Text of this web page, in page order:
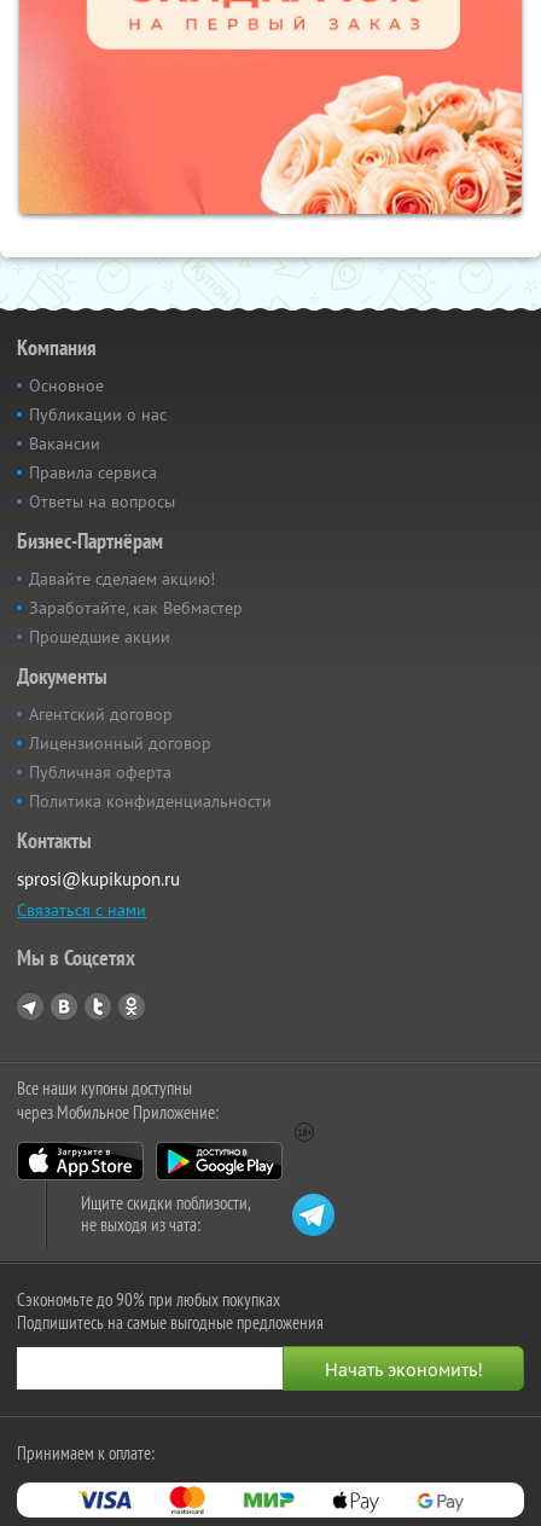
Компания
Основное
Публикации о нас
Вакансии
Правила сервиса
Ответы на вопросы
Бизнес-Партнёрам
Давайте сделаем акцию!
Заработайте, как Вебмастер
Прошедшие акции
Документы
Агентский договор
Лицензионный договор
Публичная оферта
Политика конфиденциальности
Контакты
sprosi@kupikupon.ru
Связаться с нами
Мы в Соцсетях
Все наши купоны доступны
через Мобильное Приложение:
Ищите скидки поблизости,
не выходя из чата:
Сэкономьте до 90% при любых покупках
Подпишитесь на самые выгодные предложения
Принимаем к оплате: